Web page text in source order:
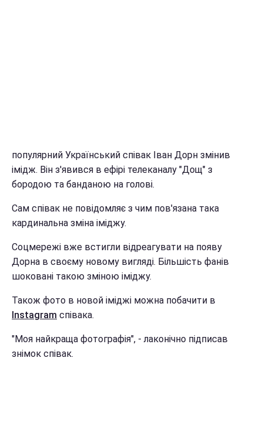
популярний Український співак Іван Дорн змінив
імідж. Він з'явився в ефірі телеканалу "Дощ" з
бородою та банданою на голові.
Сам співак не повідомляє з чим пов'язана така
кардинальна зміна іміджу.
Соцмережі вже встигли відреагувати на появу
Дорна в своєму новому вигляді. Більшість фанів
шоковані такою зміною іміджу.
Також фото в новой іміджі можна побачити в
Instagram співака.
"Моя найкраща фотографія", - лаконічно підписав
знімок співак.